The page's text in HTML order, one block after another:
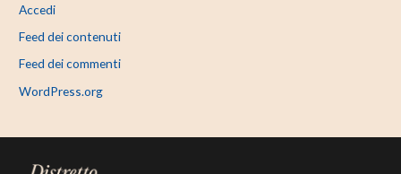
Accedi
Feed dei contenuti
Feed dei commenti
WordPress.org